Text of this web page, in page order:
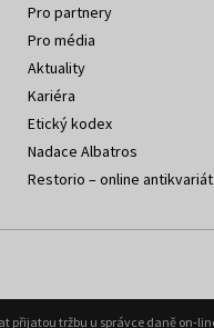
Pro partnery
Pro média
Aktuality
Kariéra
Etický kodex
Nadace Albatros
Restorio – online antikvariát
tržbu u správce daně on-